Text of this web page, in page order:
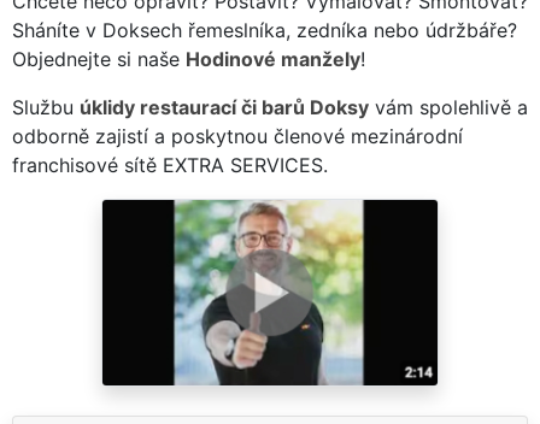
Sháníte v Doksech řemeslníka, zedníka nebo údržbáře?
Objednejte si naše Hodinové manžely!
Službu úklidy restaurací či barů Doksy vám spolehlivě a
odborně zajistí a poskytnou členové mezinárodní
franchisové sítě EXTRA SERVICES.